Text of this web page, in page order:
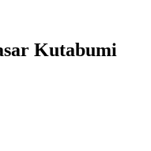
Kutabumi